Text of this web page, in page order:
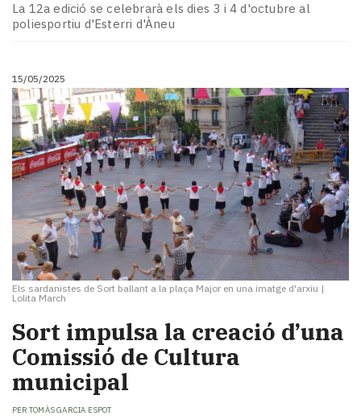
La 12a edició se celebrarà els dies 3 i 4 d'octubre al
poliesportiu d'Esterri d'Àneu
15/05/2025
Els sardanistes de Sort ballant a la plaça Major en una imatge d'arxiu |
Lolita March
Sort impulsa la creació d’una
Comissió de Cultura
municipal
PER TOMÀS GARCIA ESPOT